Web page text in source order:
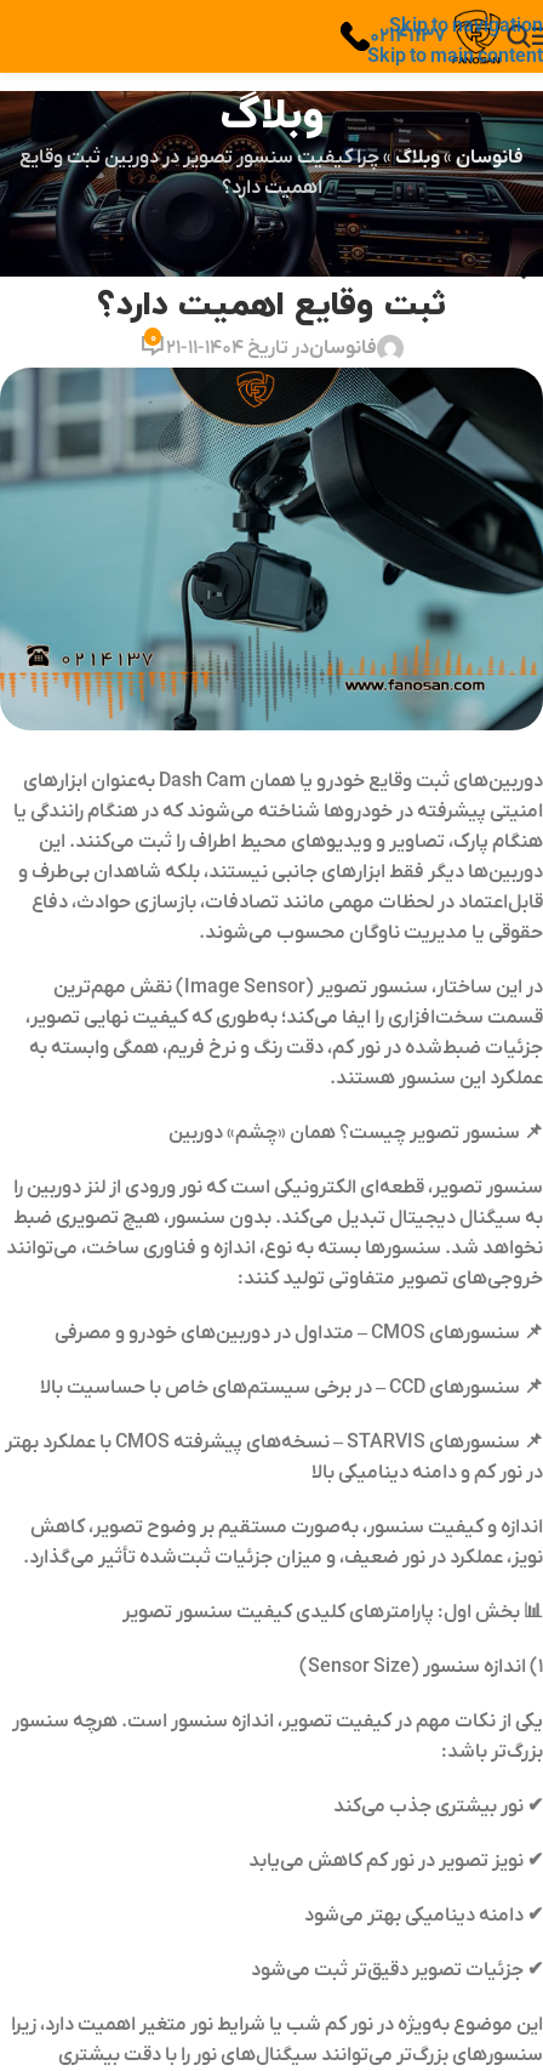
Skip to navigation
Skip to main content
02141137
وبلاگ
فانوسان »وبلاگ»چرا کیفیت سنسور تصویر در دوربین ثبت وقایع
اهمیت دارد؟
مقالات
چرا کیفیت سنسور تصویر در دوربین
ثبت وقایع اهمیت دارد؟
فانوساندر تاریخ 1404-11-21 0
دوربین‌های ثبت وقایع خودرو یا همان Dash Cam به‌عنوان ابزارهای
امنیتی پیشرفته در خودروها شناخته می‌شوند که در هنگام رانندگی یا
هنگام پارک، تصاویر و ویدیوهای محیط اطراف را ثبت می‌کنند. این
دوربین‌ها دیگر فقط ابزارهای جانبی نیستند، بلکه شاهدان بی‌طرف و
قابل‌اعتماد در لحظات مهمی مانند تصادفات، بازسازی حوادث، دفاع
حقوقی یا مدیریت ناوگان محسوب می‌شوند.
در این ساختار، سنسور تصویر (Image Sensor) نقش مهم‌ترین
قسمت سخت‌افزاری را ایفا می‌کند؛ به‌طوری که کیفیت نهایی تصویر،
جزئیات ضبط‌شده در نور کم، دقت رنگ و نرخ فریم، همگی وابسته به
عملکرد این سنسور هستند.
📌 سنسور تصویر چیست؟ همان «چشم» دوربین
سنسور تصویر، قطعه‌ای الکترونیکی است که نور ورودی از لنز دوربین را
به سیگنال دیجیتال تبدیل می‌کند. بدون سنسور، هیچ تصویری ضبط
نخواهد شد. سنسورها بسته به نوع، اندازه و فناوری ساخت، می‌توانند
خروجی‌های تصویر متفاوتی تولید کنند:
📌 سنسورهای CMOS – متداول در دوربین‌های خودرو و مصرفی
📌 سنسورهای CCD – در برخی سیستم‌های خاص با حساسیت بالا
📌 سنسورهای STARVIS – نسخه‌های پیشرفته CMOS با عملکرد بهتر
در نور کم و دامنه دینامیکی بالا
اندازه و کیفیت سنسور، به‌صورت مستقیم بر وضوح تصویر، کاهش
نویز، عملکرد در نور ضعیف، و میزان جزئیات ثبت‌شده تأثیر می‌گذارد.
📊 بخش اول: پارامترهای کلیدی کیفیت سنسور تصویر
۱) اندازه سنسور (Sensor Size)
یکی از نکات مهم در کیفیت تصویر، اندازه سنسور است. هرچه سنسور
بزرگ‌تر باشد:
✔ نور بیشتری جذب می‌کند
✔ نویز تصویر در نور کم کاهش می‌یابد
✔ دامنه دینامیکی بهتر می‌شود
✔ جزئیات تصویر دقیق‌تر ثبت می‌شود
این موضوع به‌ویژه در نور کم شب یا شرایط نور متغیر اهمیت دارد، زیرا
سنسورهای بزرگ‌تر می‌توانند سیگنال‌های نور را با دقت بیشتری